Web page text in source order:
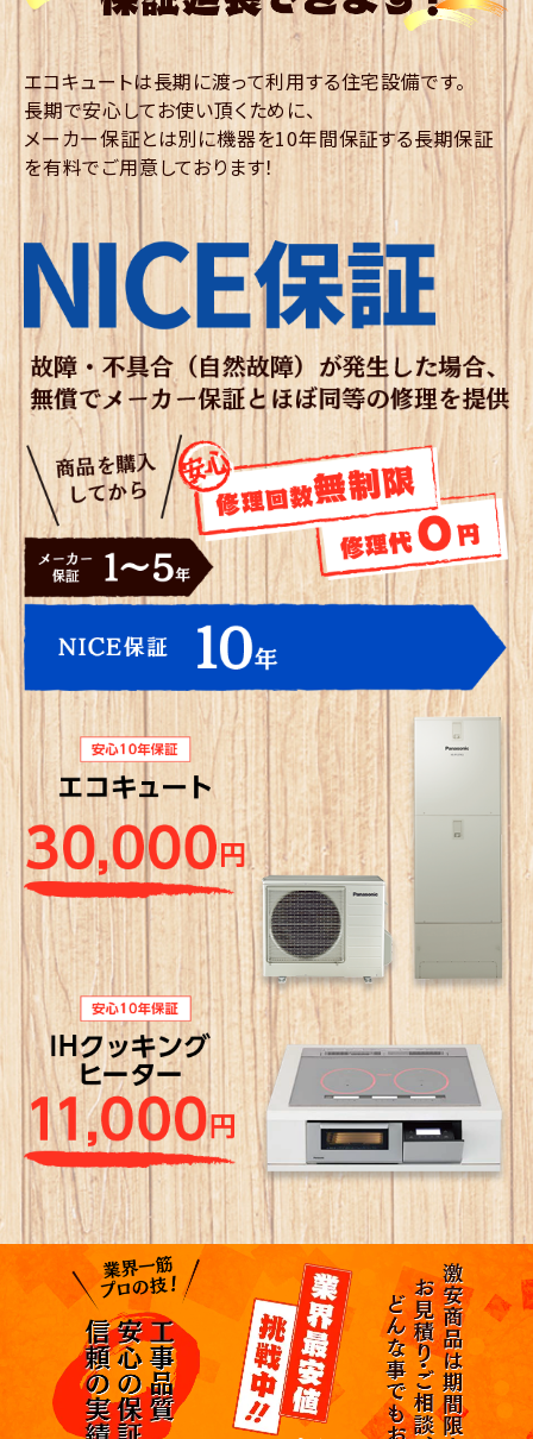
エコキュートは長期に渡って利用する住宅設備です。
長期で安心してお使い頂くために、
メーカー保証とは別に機器を10年間保証する長期保証
を有料でご用意しております！